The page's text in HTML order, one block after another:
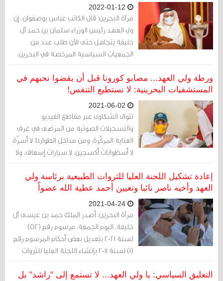
مرآة البحرين: قال الكاتب عباس بوصفوان، إن
ولي العهد رئيس الوزراء سلمان بن حمد آل
خليفة يتجاهل حتى الآن طلب عدد من
الجمعيات السياسية المرخصة في البحرين،
بعقد اجتماع معه.
ورطة ولي العهد... مصابو كورونا قبل أن يقضوا نحبهم في
المستشفيات البحرينية: لا نستطيع التنفس!
تتوالى الشكاوى عبر مقاطع الفيديو
والتسجيلات الصوتية من المرضى في غرف
العناية المركّزة، ومن مداخل الطوارئ: لا أسرّة،
لا أسطوانات أكسجين، لا سيارات إسعاف، ولا
كوادر طبّية كافية! لكن الرد الحكومي بين
الجهات العديدة جدا التي تدير الملف الصحّي
يأتي موحّدا: غير صحيح... كل شيء تحت
السيطرة... قدّمنا لهم علاجا متناسبا وفقا
للبروتوكولات... واستقوا المعلومات من
مصادرها!
إعادة تشكيل اللجنة العليا للثروات الطبيعية برئاسة ولي
العهد وأخيه ناصر نائبا وتعيين أحمد عطية الله عضواً
مرآة البحرين: أصدر الملك حمد بن عيسى آل
خليفة، اليوم الجمعة، مرسوم رقم (52)
لسنة 2021 بتعديل بعض أحكام المرسوم رقم
(1) لسنة 2011 بإنشاء اللجنة العليا للثروات
الطبيعية والأمن الاقتصادي.
التعليق السياسي: يا ولي العهد... لا تستمع إلى "راشد" بل